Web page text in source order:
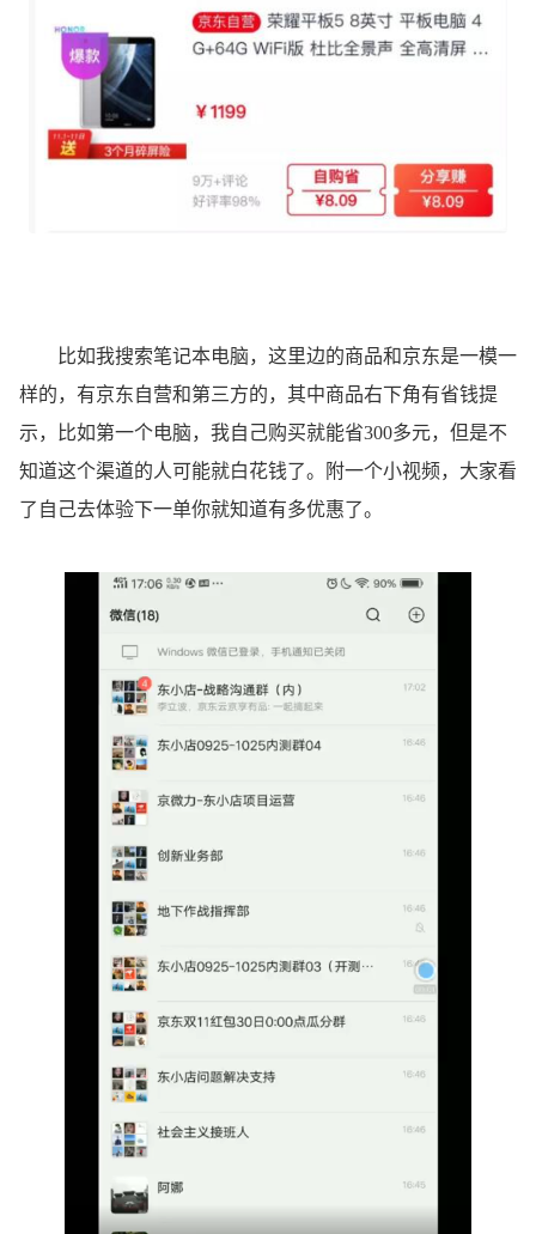
比如我搜索笔记本电脑，这里边的商品和京东是一模一
样的，有京东自营和第三方的，其中商品右下角有省钱提
示，比如第一个电脑，我自己购买就能省300多元，但是不
知道这个渠道的人可能就白花钱了。附一个小视频，大家看
了自己去体验下一单你就知道有多优惠了。